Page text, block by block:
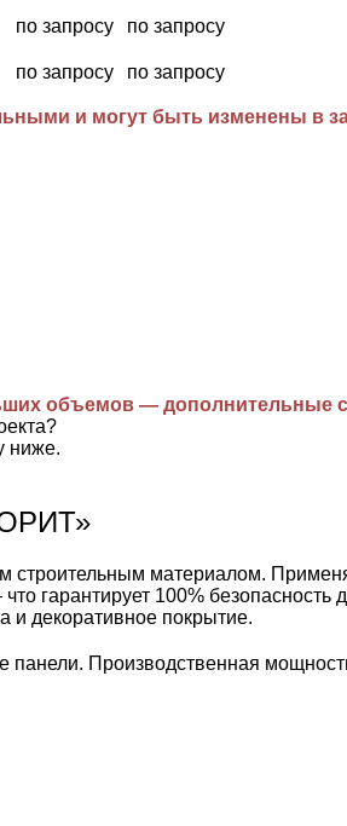
по запросу по запросу
по запросу по запросу
и могут быть изменены в
объемов — дополнительные
ниже.
материалом.
гарантирует 100%
и декоративное покрытие.
Производственная